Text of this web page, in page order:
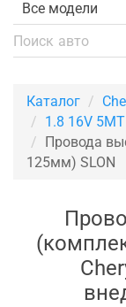
Каталог
1.8 16V
Провода
125мм) SLON